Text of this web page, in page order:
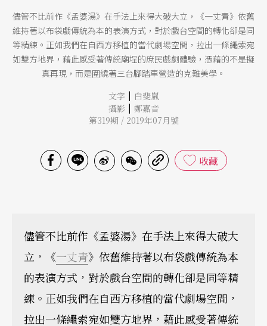
儘管不比前作《孟婆湯》在手法上來得大破大立，《一丈青》依舊
維持著以布袋戲傳統為本的表演方式，對於戲台空間的轉化卻是同
等精練。正如我們在自西方移植的當代劇場空間，拉出一條繩索宛
如雙方地界，藉此感受著傳統廟埕的庶民戲劇體驗，憑藉的不是擬
真再現，而是圍繞著三台腳踏車營造的克難美學。
文字 | 白斐嵐
攝影 | 鄭嘉音
第319期 / 2019年07月號
收藏
儘管不比前作《孟婆湯》在手法上來得大破大
立，《一丈青》依舊維持著以布袋戲傳統為本
的表演方式，對於戲台空間的轉化卻是同等精
練。正如我們在自西方移植的當代劇場空間，
拉出一條繩索宛如雙方地界，藉此感受著傳統